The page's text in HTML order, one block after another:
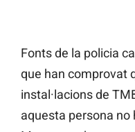
Fonts de la policia
que han comprovat
instal·lacions de
aquesta persona no